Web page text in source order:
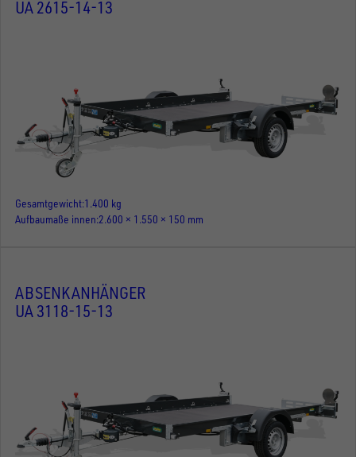
UA 2615-14-13
Gesamtgewicht 1.400 kg
Aufbaumaße innen 2.600 × 1.550 × 150 mm
ABSENKANHÄNGER
UA 3118-15-13